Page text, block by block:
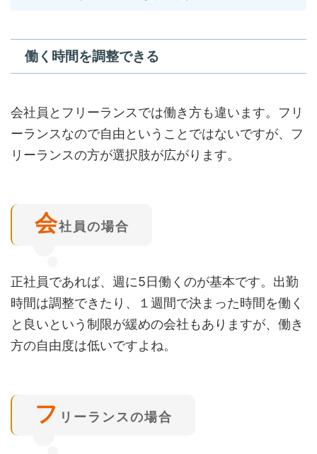
働く時間を調整できる
会社員とフリーランスでは働き方も違います。フリ
ーランスなので自由ということではないですが、フ
リーランスの方が選択肢が広がります。
会社員の場合
正社員であれば、週に5日働くのが基本です。出勤
時間は調整できたり、１週間で決まった時間を働く
と良いという制限が緩めの会社もありますが、働き
方の自由度は低いですよね。
フ リーランスの場合